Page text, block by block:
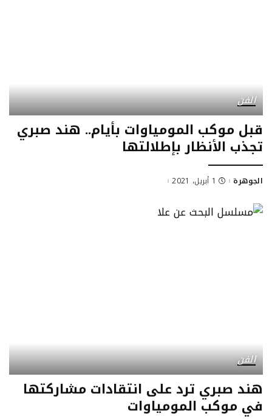
الفن
قبل موكب المومياوات بأيام.. هند صبري
تجذب الأنظار بإطلالتها
Posted
الجوهرة 1 أبريل، 2021
الفن
هند صبري ترد على انتقادات مشاركتها
في موكب المومياوات